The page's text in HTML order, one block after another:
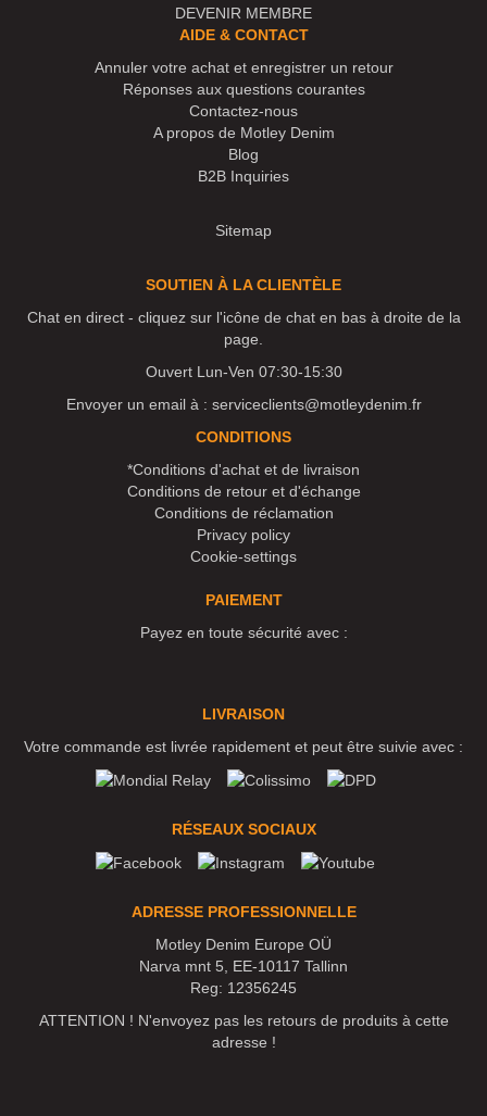
DEVENIR MEMBRE
AIDE & CONTACT
Annuler votre achat et enregistrer un retour
Réponses aux questions courantes
Contactez-nous
A propos de Motley Denim
Blog
B2B Inquiries
Sitemap
SOUTIEN À LA CLIENTÈLE
Chat en direct - cliquez sur l'icône de chat en bas à droite de la
page.
Ouvert Lun-Ven 07:30-15:30
Envoyer un email à : serviceclients@motleydenim.fr
CONDITIONS
*Conditions d'achat et de livraison
Conditions de retour et d'échange
Conditions de réclamation
Privacy policy
Cookie-settings
PAIEMENT
Payez en toute sécurité avec :
LIVRAISON
Votre commande est livrée rapidement et peut être suivie avec :
RÉSEAUX SOCIAUX
ADRESSE PROFESSIONNELLE
Motley Denim Europe OÜ
Narva mnt 5, EE-10117 Tallinn
Reg: 12356245
ATTENTION ! N'envoyez pas les retours de produits à cette
adresse !